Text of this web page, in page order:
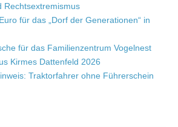
Rechtsextremismus
für das „Dorf der Generationen“ in
für das Familienzentrum Vogelnest
Kirmes Dattenfeld 2026
Traktorfahrer ohne Führerschein